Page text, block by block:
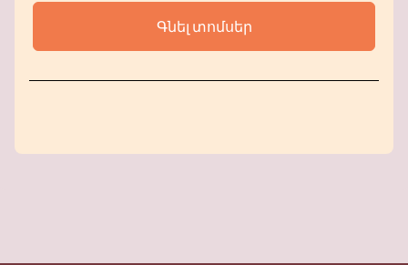
Գնել տոմսեր